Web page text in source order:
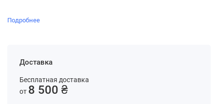
Подробнее
Доставка
Бесплатная доставка
от 8 500 ₴